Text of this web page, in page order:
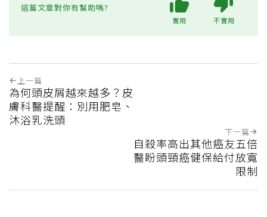
這篇文章對你有幫助嗎?
實用 不實用
上一篇
為何頭皮屑越來越多？皮
膚科醫提醒：別用肥皂、
沐浴乳洗頭
下一篇
自殺率高出其他癌友五倍
醫盼頭頸癌健保給付放寬
限制